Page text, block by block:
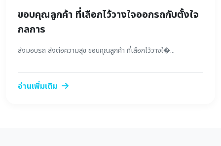
ขอบคุณลูกค้า ที่เลือกไว้วางใจออกรถกับตั้งใจ
กลการ
ส่งมอบรถ ส่งต่อความสุข ขอบคุณลูกค้า ที่เลือกไว้วางใ�...
อ่านเพิ่มเติม